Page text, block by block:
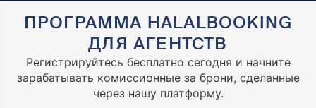
ПРОГРАММА HALALBOOKING
ДЛЯ АГЕНТСТВ
Регистрируйтесь бесплатно сегодня и начните
зарабатывать комиссионные за брони, сделанные
через нашу платформу.